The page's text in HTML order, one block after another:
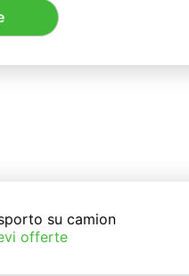
su camion
offerte